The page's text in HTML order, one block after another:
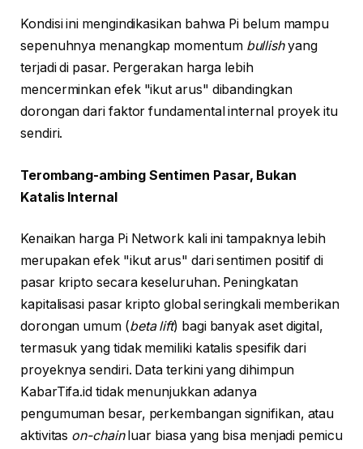
Kondisi ini mengindikasikan bahwa Pi belum mampu
sepenuhnya menangkap momentum bullishyang
terjadi di pasar. Pergerakan harga lebih
mencerminkan efek "ikut arus" dibandingkan
dorongan dari faktor fundamental internal proyek itu
sendiri.
Terombang-ambing Sentimen Pasar, Bukan
Katalis Internal
Kenaikan harga Pi Network kali ini tampaknya lebih
merupakan efek "ikut arus" dari sentimen positif di
pasar kripto secara keseluruhan. Peningkatan
kapitalisasi pasar kripto global seringkali memberikan
dorongan umum (beta lift) bagi banyak aset digital,
termasuk yang tidak memiliki katalis spesifik dari
proyeknya sendiri. Data terkini yang dihimpun
KabarTifa.id tidak menunjukkan adanya
pengumuman besar, perkembangan signifikan, atau
aktivitas on-chainluar biasa yang bisa menjadi pemicu